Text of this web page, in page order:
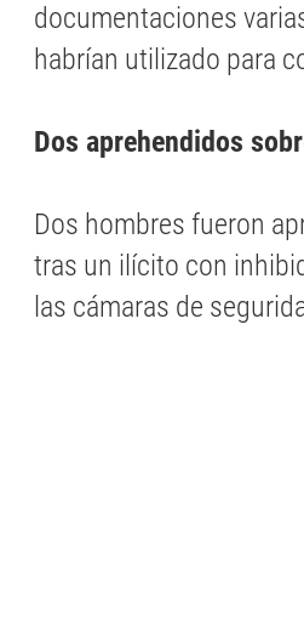
documentaciones
habrían utilizado para
Dos aprehendidos
Dos hombres fueron
tras un ilícito con
las cámaras de